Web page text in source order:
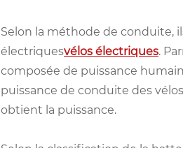
Selon la méthode de conduite,
électriquesvélos électriques.
composée de puissance
puissance de conduite des
obtient la puissance.